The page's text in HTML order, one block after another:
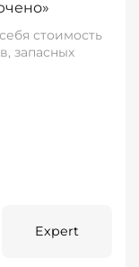
стоимость
запасных
Expert